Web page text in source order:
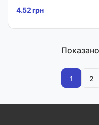
4.52 грн
Показано
1 2